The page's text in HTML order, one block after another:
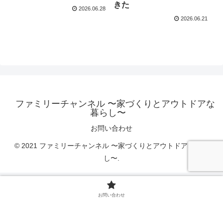
2026.06.28
きた
2026.06.21
ファミリーチャンネル 〜家づくりとアウトドアな
暮らし〜
お問い合わせ
© 2021 ファミリーチャンネル 〜家づくりとアウトドアな暮ら
し〜.
お問い合わせ